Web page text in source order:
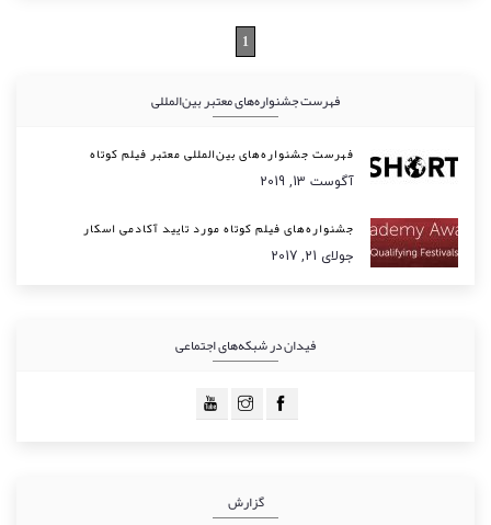
1
فهرست جشنواره‌های معتبر بین‌المللی
فهرست جشنواره‌های بین‌المللی معتبر فیلم کوتاه
آگوست 13, 2019
جشنواره‌های فیلم کوتاه مورد تایید آکادمی اسکار
جولای 21, 2017
فیدان در شبکه‌های اجتماعی
گزارش